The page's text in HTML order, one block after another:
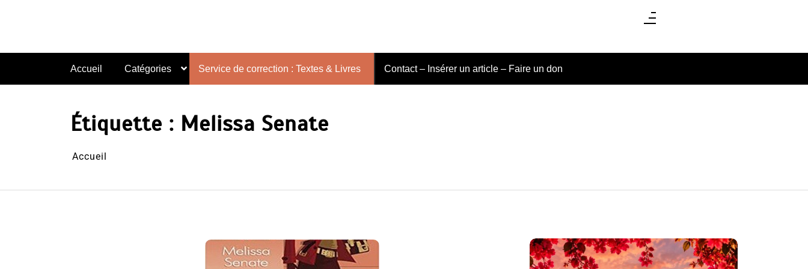
Accueil Catégories Service de correction : Textes & Livres Contact – Insérer un article – Faire un don
Étiquette : Melissa Senate
Accueil